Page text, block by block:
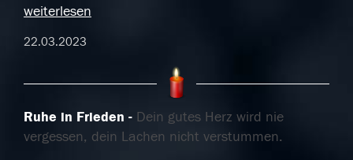
weiterlesen
22.03.2023
Ruhe in Frieden
Dein gutes Herz wird nie
vergessen, dein Lachen nicht verstummen.